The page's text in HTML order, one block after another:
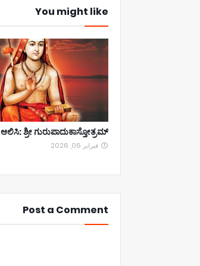
You might like
ಆಲಿಸಿ: ಶ್ರೀ ಗುರುಪಾದುಕಾಸ್ತೋತ್ರಮ್
فبراير 06, 2026
Post a Comment